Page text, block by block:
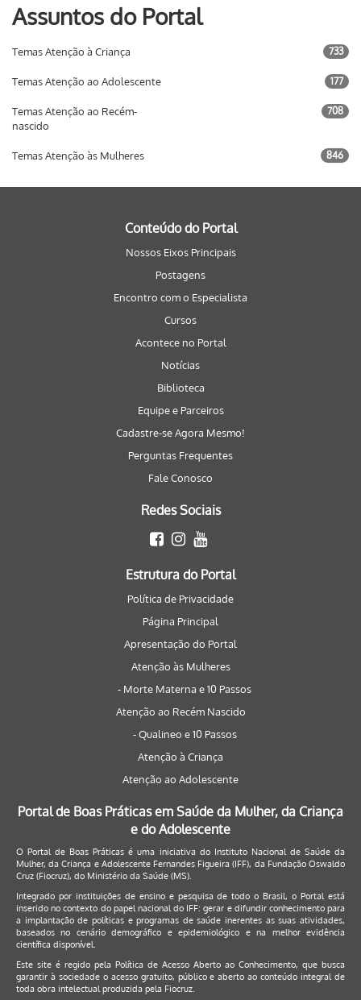
Assuntos do Portal
Temas Atenção à Criança 733
Temas Atenção ao Adolescente 177
Temas Atenção ao Recém-
nascido
708
Temas Atenção às Mulheres 846
Conteúdo do Portal
Nossos Eixos Principais
Postagens
Encontro com o Especialista
Cursos
Acontece no Portal
Notícias
Biblioteca
Equipe e Parceiros
Cadastre-se Agora Mesmo!
Perguntas Frequentes
Fale Conosco
Redes Sociais
Estrutura do Portal
Política de Privacidade
Página Principal
Apresentação do Portal
Atenção às Mulheres
- Morte Materna e 10 Passos
Atenção ao Recém Nascido
- Qualineo e 10 Passos
Atenção à Criança
Atenção ao Adolescente
Portal de Boas Práticas em Saúde da Mulher, da Criança
e do Adolescente
O Portal de Boas Práticas é uma iniciativa do Instituto Nacional de Saúde da
Mulher, da Criança e Adolescente Fernandes Figueira (IFF), da Fundação Oswaldo
Cruz (Fiocruz), do Ministério da Saúde (MS).
Integrado por instituições de ensino e pesquisa de todo o Brasil, o Portal está
inserido no contexto do papel nacional do IFF: gerar e difundir conhecimento para
a implantação de políticas e programas de saúde inerentes as suas atividades,
baseados no cenário demográfico e epidemiológico e na melhor evidência
científica disponível.
Este site é regido pela Política de Acesso Aberto ao Conhecimento, que busca
garantir à sociedade o acesso gratuito, público e aberto ao conteúdo integral de
toda obra intelectual produzida pela Fiocruz.